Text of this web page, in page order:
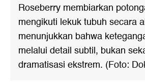
Roseberry membiarkan
mengikuti lekuk tubuh secara
menunjukkan bahwa
melalui detail subtil, bukan
dramatisasi ekstrem. (Foto: